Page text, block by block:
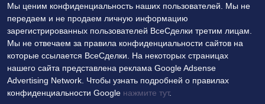
Мы ценим конфиденциальность наших пользователей. Мы не
передаем и не продаем личную информацию
зарегистрированных пользователей ВсеСделки третим лицам.
Мы не отвечаем за правила конфиденциальности сайтов на
которые ссылается ВсеСделки. На некоторых страницах
нашего сайта представлена реклама Google Adsense
Advertising Network. Чтобы узнать подробней о правилах
конфиденциальности Google нажмите тут.